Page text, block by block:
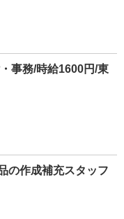
事務/時給1600円/東
の作成補充スタッフ